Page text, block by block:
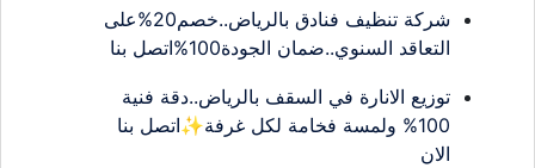
شركة تنظيف فنادق بالرياض..خصم20%على
التعاقد السنوي..ضمان الجودة100%اتصل بنا
توزيع الانارة في السقف بالرياض..دقة فنية
100% ولمسة فخامة لكل غرفة✨اتصل بنا
الان